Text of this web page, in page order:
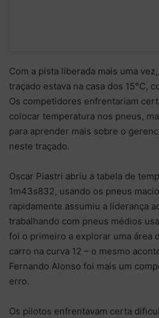
Com a pista liberada mais uma
traçado estava na casa dos 15°C,
Os competidores enfrentariam
colocar temperatura nos pneus,
para aprender mais sobre o
neste traçado.
Oscar Piastri abriu a tabela de
1m43s832, usando os pneus
rapidamente assumiu a liderança
trabalhando com pneus médios
foi o primeiro a explorar uma área
carro na curva 12 – o mesmo
Fernando Alonso foi mais um
erro.
Os pilotos enfrentavam certa